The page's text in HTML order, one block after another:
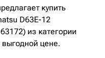
купить
D63E-12
из категории
цене.